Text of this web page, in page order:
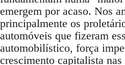
emergem por acaso. Nos
principalmente os
automóveis que fizeram
automobilístico, força
crescimento capitalista nas